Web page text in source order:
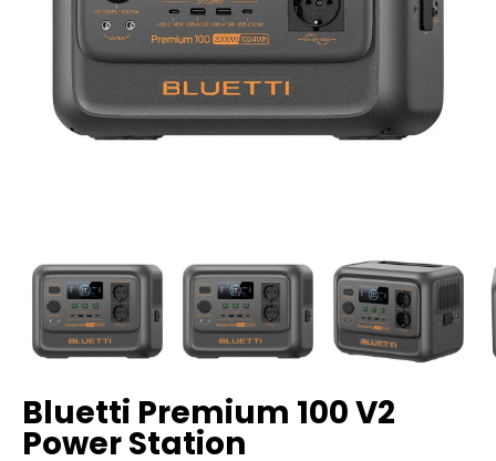
Bluetti Premium 100 V2
Power Station